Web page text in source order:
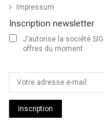
Impressum
Inscription newsletter
J’autorise la société
offres du moment.
Inscription